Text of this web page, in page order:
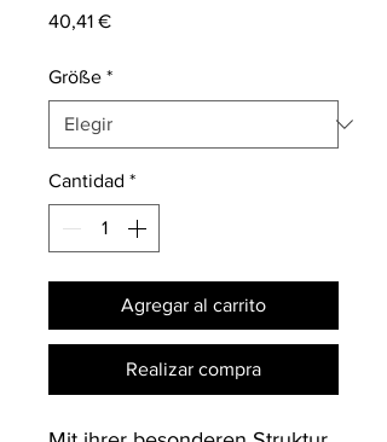
40,41 €Precio
Größe *
Cantidad *
Agregar al carrito
Realizar compra